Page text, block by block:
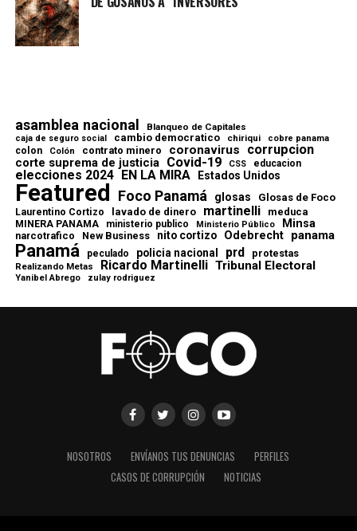
asamblea nacional Blanqueo de Capitales
caja de seguro social cambio democratico chiriqui cobre panama
colon Colón contrato minero coronavirus corrupcion
corte suprema de justicia Covid-19 CSS educacion
elecciones 2024 EN LA MIRA Estados Unidos
Featured Foco Panamá glosas Glosas de Foco
Laurentino Cortizo lavado de dinero martinelli meduca
MINERA PANAMA ministerio publico Ministerio Público Minsa
narcotrafico New Business nito cortizo Odebrecht panama
Panamá peculado policia nacional prd protestas
Realizando Metas Ricardo Martinelli Tribunal Electoral
Yanibel Abrego zulay rodriguez
NOSOTROS ENVÍANOS TUS DENUNCIAS
PERFILES
CASOS DE CORRUPCIÓN
NOTICIAS